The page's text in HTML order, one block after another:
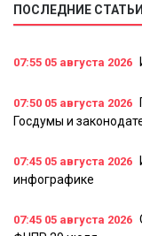
ПОСЛЕДНИЕ СТАТЬИ
07:55 05 августа 2026
07:50 05 августа 2026
Госдумы и
07:45 05 августа 2026
инфографике
07:45 05 августа 2026